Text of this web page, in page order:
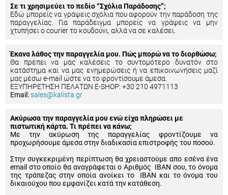
Σε τι χρησιμεύει το πεδίο “Σχόλια Παράδοσης”;
Εδώ μπορείς να γράψεις σχόλια που αφορούν την παράδοση της
παραγγελίας. Για παράδειγμα μπορείς να γράψεις να μην
χτυπήσει ο courier το κουδούνι, αλλά να σε καλέσει.
Έκανα λάθος την παραγγελία μου. Πώς μπορώ να το διορθώσω;
Θα πρέπει να μας καλέσεις το συντομότερο δυνατόν στο
κατάστημα και να μας ενημερώσεις ή να επικοινωνήσεις μαζί
μας μέσω e-mail ώστε να το φροντίσουμε άμεσα.
ΕΞΥΠΗΡΕΤΗΣΗ ΠΕΛΑΤΩΝ E-SHOP: +30 210 4971113
Email:sales@kalista.gr
Ακύρωσα την παραγγελία μου ενώ είχα πληρώσει με
πιστωτική κάρτα. Τι πρέπει να κάνω;
Με την ακύρωση της παραγγελίας φροντίζουμε να
προχωρήσουμε άμεσα στην διαδικασία επιστροφής του ποσού.
Στην συγκεκριμένη περίπτωση θα χρειαστούμε απο εσένα ένα
email στο οποίο θα αναγράφεται ο Αριθμός IBAN σου, το όνομα
της τράπεζας στην οποία ανοίκει το IBAN και το όνομα του
δικαιούχου που εμφανίζει κατά την κατάθεση.